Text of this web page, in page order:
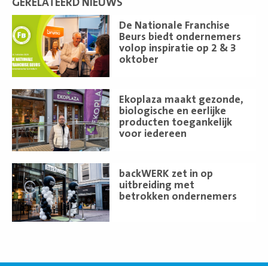
De Nationale Franchise
Beurs biedt ondernemers
volop inspiratie op 2 & 3
oktober
meer
Ekoplaza maakt gezonde,
biologische en eerlijke
producten toegankelijk
voor iedereen
Lees
meer
backWERK zet in op
uitbreiding met
betrokken ondernemers
Lees
meer